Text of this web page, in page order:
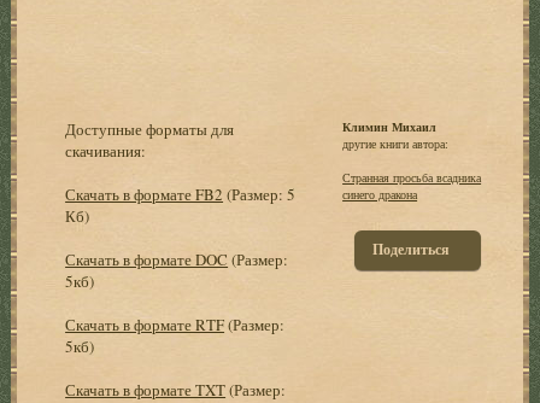
Доступные форматы для
скачивания:
Скачать в формате FB2 (Размер: 5
Кб)
Скачать в формате DOC (Размер:
5кб)
Скачать в формате RTF(Размер:
5кб)
Скачать в формате TXT(Размер:
Климин Михаил
другие книги автора:
Странная просьба всадника
синего дракона
Поделиться